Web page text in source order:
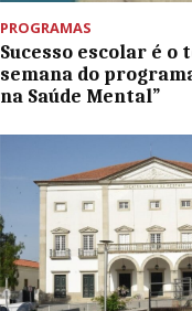
PROGRAMAS
Sucesso escolar é o
semana do
na Saúde Mental”